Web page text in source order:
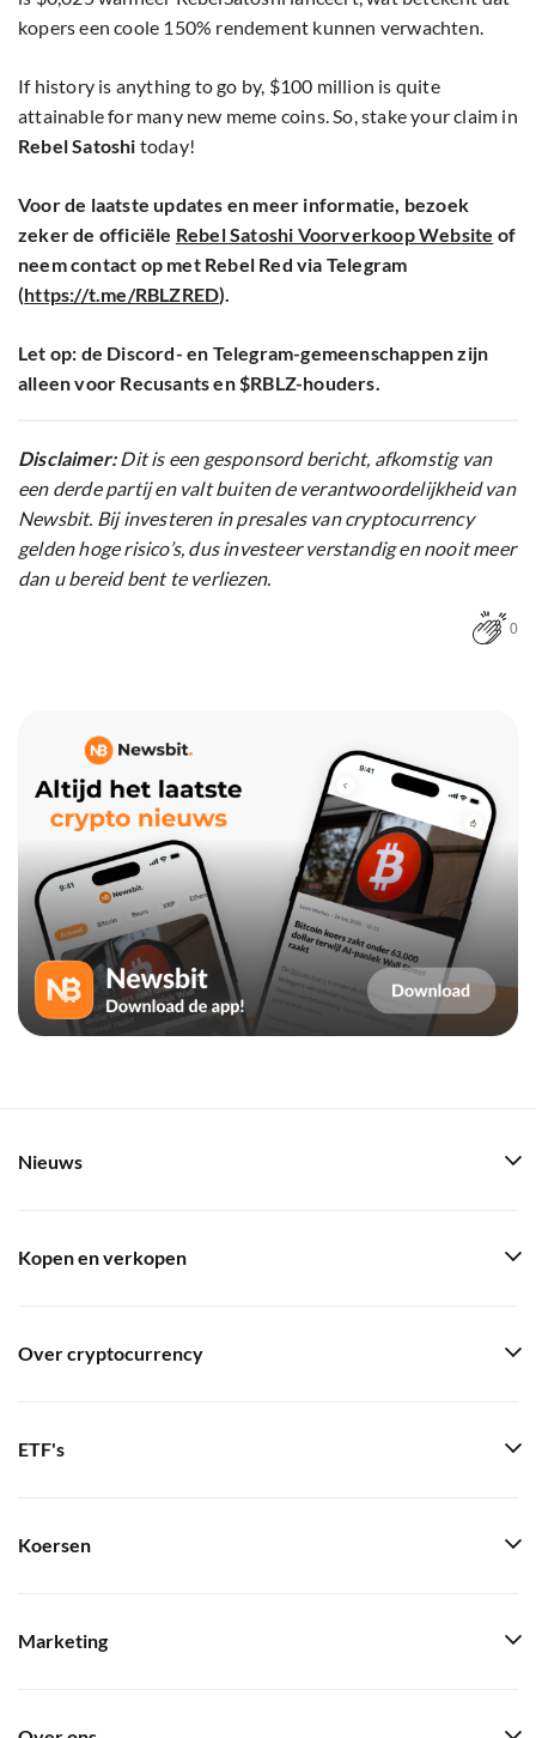
kopers een coole 150% rendement kunnen verwachten.
If history is anything to go by, $100 million is quite
attainable for many new meme coins. So, stake your claim in
Rebel Satoshi today!
Voor de laatste updates en meer informatie, bezoek
zeker de officiële Rebel Satoshi Voorverkoop Website of
neem contact op met Rebel Red via Telegram
(https://t.me/RBLZRED).
Let op: de Discord- en Telegram-gemeenschappen zijn
alleen voor Recusants en $RBLZ-houders.
Disclaimer:Dit is een gesponsord bericht, afkomstig van
een derde partij en valt buiten de verantwoordelijkheid van
Newsbit. Bij investeren in presales van cryptocurrency
gelden hoge risico’s, dus investeer verstandig en nooit meer
dan u bereid bent te verliezen.
0
Nieuws
Kopen en verkopen
Over cryptocurrency
ETF's
Koersen
Marketing